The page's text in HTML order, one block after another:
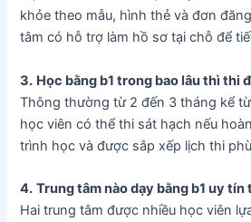
khỏe theo mẫu, hình thẻ và đơn
tâm có hỗ trợ làm hồ sơ tại chỗ để
3. Học bằng b1 trong bao lâu thì thi
Thông thường từ 2 đến 3 tháng kể
học viên có thể thi sát hạch nếu
trình học và được sắp xếp lịch thi
4. Trung tâm nào dạy bằng b1 uy tín
Hai trung tâm được nhiều học viên